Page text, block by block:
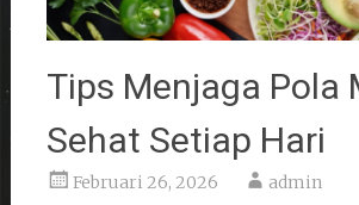
Tips Menjaga Pola
Sehat Setiap Hari
Februari 26, 2026 admin